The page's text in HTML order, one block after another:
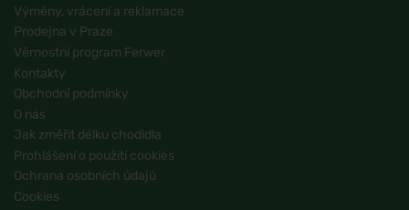
Výměny, vrácení a reklamace
Prodejna v Praze
Věrnostní program Ferwer
Kontakty
Obchodní podmínky
O nás
Jak změřit délku chodidla
Prohlášení o použití cookies
Ochrana osobních údajů
Cookies